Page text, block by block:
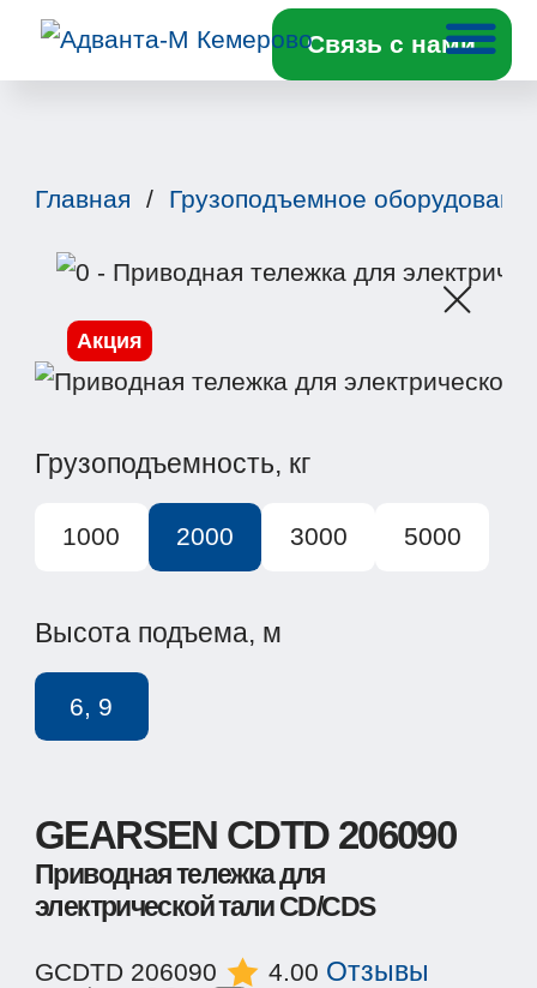
Связь с нами
Главная / Грузоподъемное
Акция
Грузоподъемность, кг
1000 2000 3000 5000
Высота подъема, м
6, 9
Приводная тележка для
электрической тали CD/CDS
GEARSEN CDTD 206090
GCDTD 206090 4.00 Отзывы